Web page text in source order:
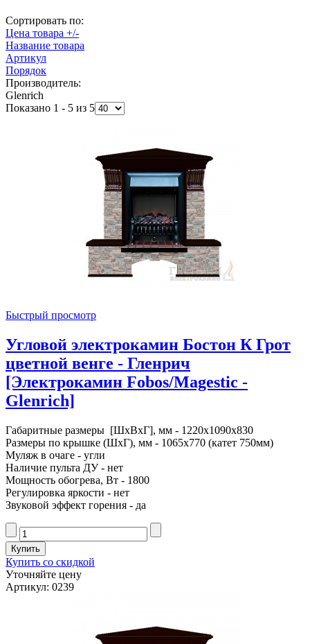
Сортировать по:
Цена товара +/-
Название товара
Артикул
Порядок
Производитель:
Glenrich
Показано 1 - 5 из 5
Быстрый просмотр
Угловой электрокамин Бостон К Грот
цветной венге - Гленрич
[Электрокамин Fobos/Magestic -
Glenrich]
Габаритные размеры [ШxВxГ], мм - 1220x1090x830
Размеры по крышке (ШxГ), мм - 1065x770 (катет 750мм)
Муляж в очаге - угли
Наличие пульта ДУ - нет
Мощность обогрева, Вт - 1800
Регулировка яркости - нет
Звуковой эффект горения - да
Купить со скидкой
Уточняйте цену
Артикул: 0239